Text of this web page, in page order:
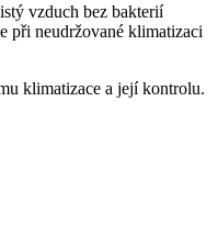
vzduch bez bakterií
při neudržované klimatizaci
klimatizace a její kontrolu.